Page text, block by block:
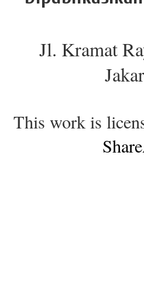
Jl. Kramat
This work is